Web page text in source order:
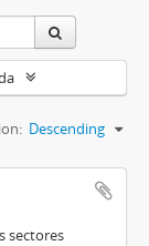
Descending
sectores